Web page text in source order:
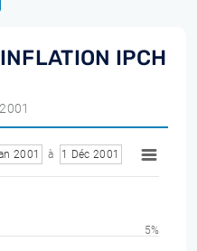
IPCH
2001 à 1 Déc 2001
5%